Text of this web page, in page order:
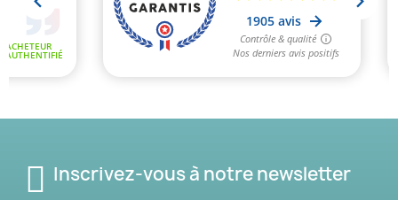
Inscrivez-vous à notre newsletter